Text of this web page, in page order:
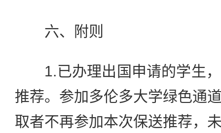
六、附则
1.已办理出国申请的学生，
推荐。参加多伦多大学绿色通
取者不再参加本次保送推荐，